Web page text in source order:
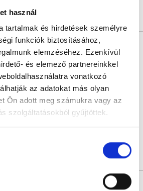
használ
tartalmak és hirdetések személyre
funkciók biztosításához,
elemzéséhez. Ezenkívül
és elemező partnereinkkel
vonatkozó
az adatokat más olyan
Ön adott meg számukra vagy az
szolgáltatásokból gyűjtöttek.
info/foglaljorvost-
Összes időpont
Ágnes
- Budapest
VII. kerület, Rákóczi út 40. I/1.
jelenleg nincs szabad időpont!
Profil
általános orvosi oklevéllel rendelkező